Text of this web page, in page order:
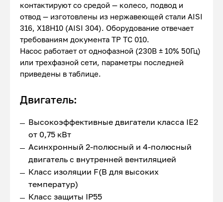
контактируют со средой — колесо, подвод и
отвод — изготовлены из нержавеющей стали AISI
316, Х18Н10 (AISI 304). Оборудование отвечает
требованиям документа ТР ТС 010.
Насос работает от однофазной (230В ± 10% 50Гц)
или трехфазной сети, параметры последней
приведены в таблице.
Двигатель:
Высокоэффективные двигатели класса IE2
от 0,75 кВт
Асинхронный 2-полюсный и 4-полюсный
двигатель с внутренней вентиляцией
Класс изоляции F(В для высоких
температур)
Класс защиты IP55